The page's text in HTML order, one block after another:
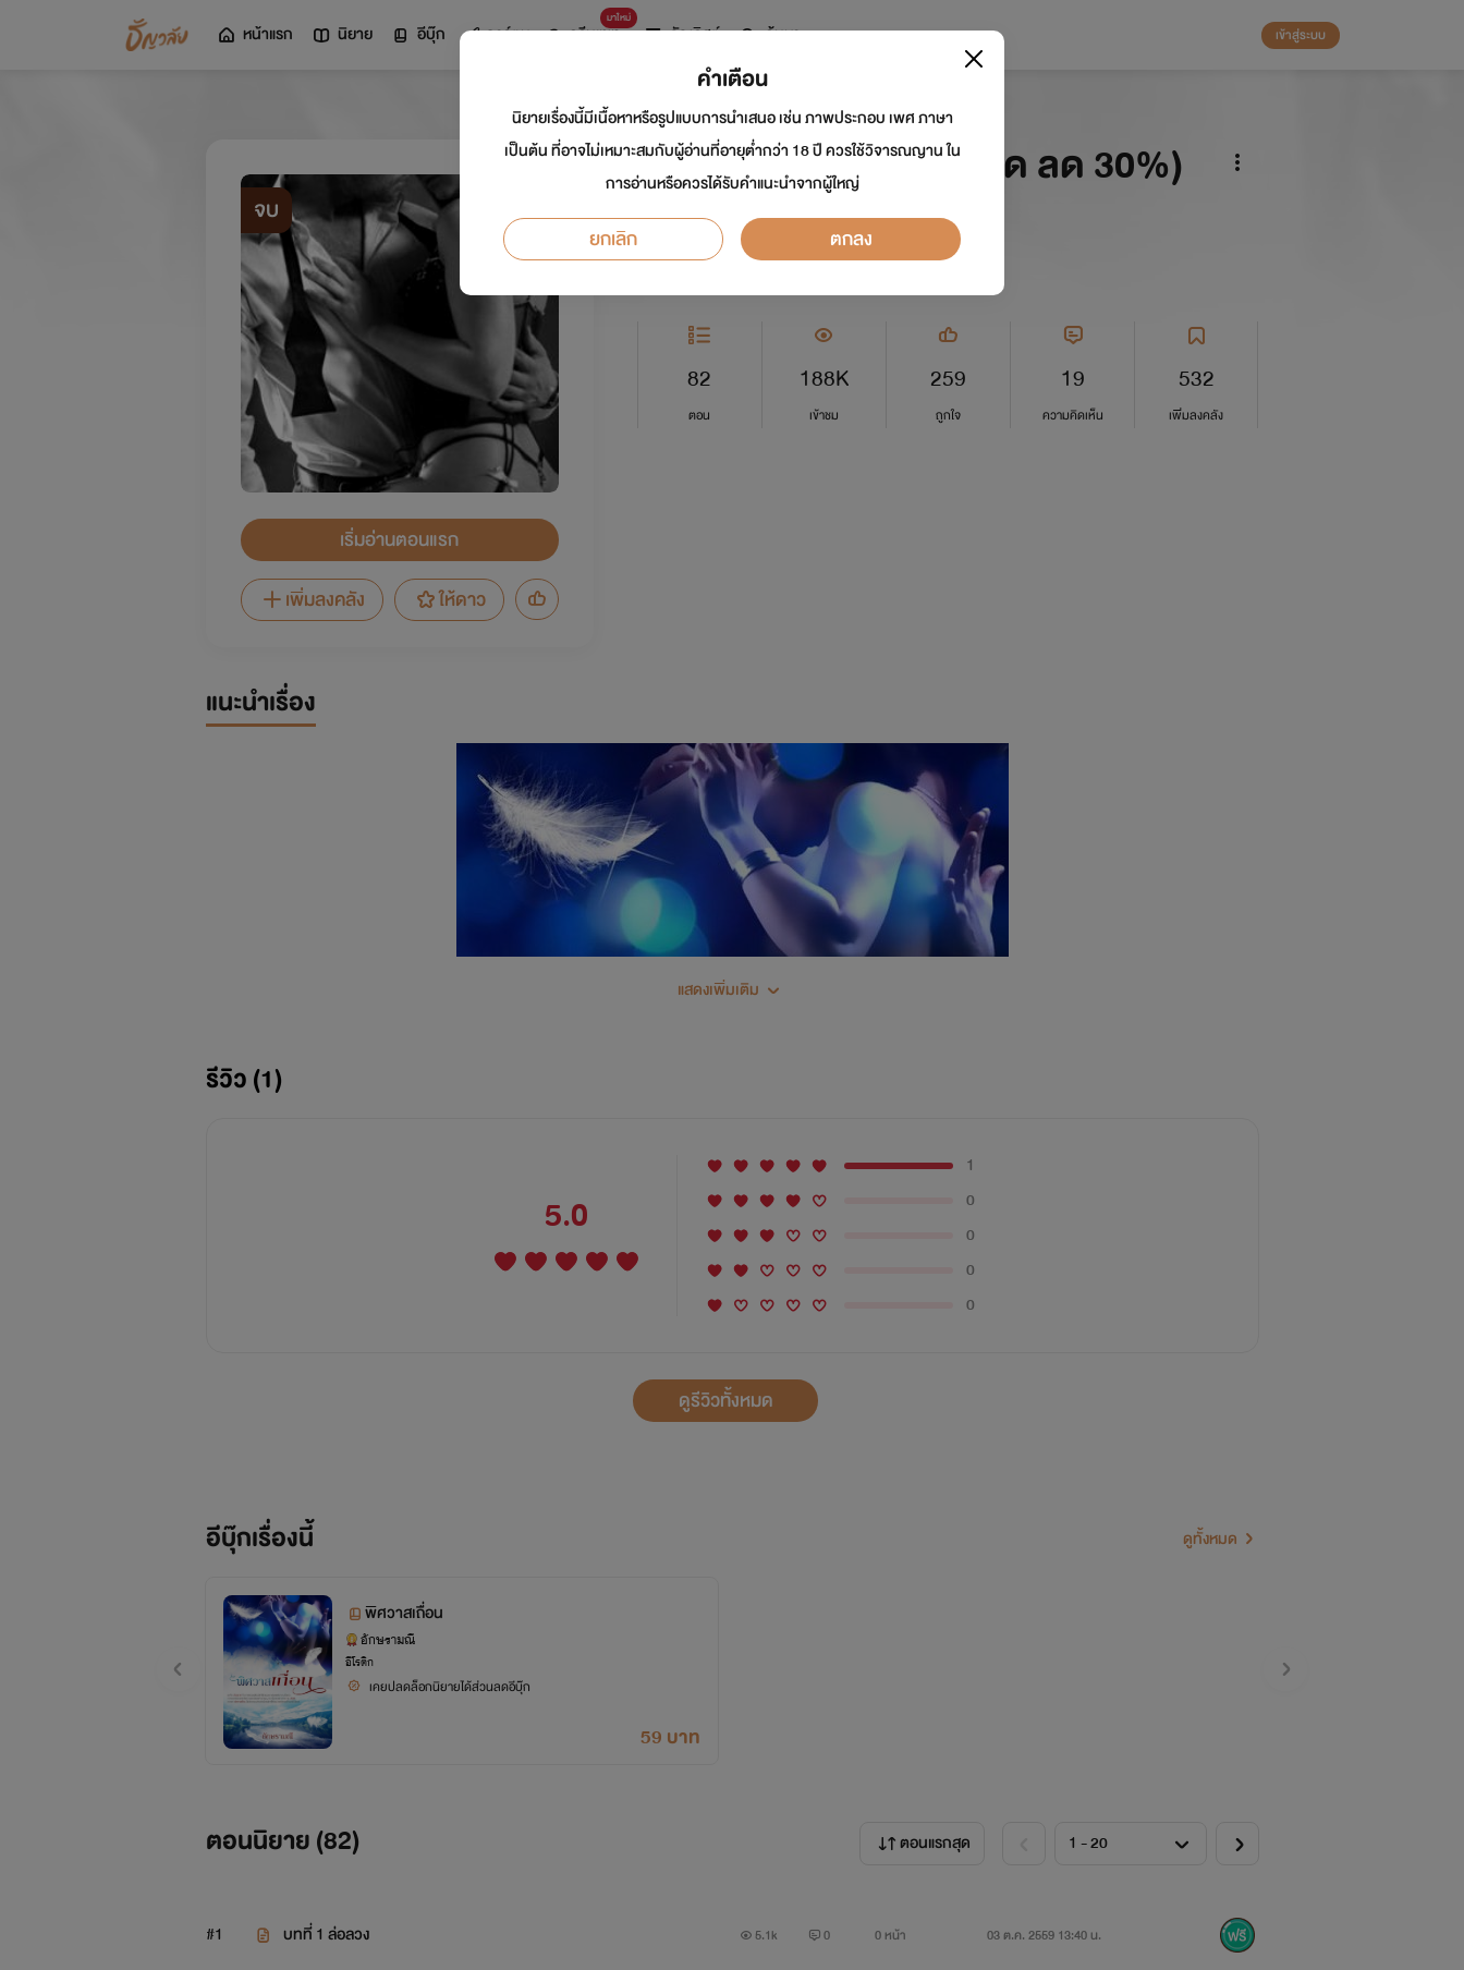
หน้าแรก นิยาย อีบุ๊ก การ์ตูน
มาใหม่
ดรีมแชท ธัญลิสต์ ค้นหา เข้าสู่ระบบ
จบ
เริ่มอ่านตอนแรก
เพิ่มลงคลัง
ให้ดาว
พิศวาสเถื่อน (ซื้อเป็นชุด ลด 30%)
นักเขียน:อักษรามณี
อีโรติก
82
ตอน
188K
เข้าชม
259
ถูกใจ
19
ความคิดเห็น
532
เพิ่มลงคลัง
แนะนำเรื่อง
เบน คริสเตียนเซน จะไม่ยอมสูญเสียน้องชายฝาแฝดของเขาไปโดยไม่ได้ลากตัวคนผิดมาลงโทษ เขาล่อหลอก พลอยพิชญา มายังสกรูวา แห่งหมู่
เกาะโลโฟเตนเพื่อจองจำเธอไว้กับอเวจีชั่วนิรันดร์ในสวรรค์ของชาวไวกิ้ง เขาคือมัจจุราชที่จะลากเธอลงสู่ห้วงลึกที่สุดของมหาสมุทรแห่งความสิ้นหวัง
ทว่าเธอกลับยินดีชดใช้ความผิดแม้แลกด้วยวิญญาณที่ถูกร้อยรัดจากความชิงชัง
หากแต่พิศวาสเถื่อนนั้นคือการลงทัณฑ์หรือเสน่หาที่พันธนาการตัวเขาไว้จนดิ้นไม่หลุด
แสดงเพิ่มเติม
รีวิว (1)
5.0
1
0
0
0
0
ดูรีวิวทั้งหมด
อีบุ๊กเรื่องนี้ ดูทั้งหมด
พิศวาสเถื่อน
อักษรามณี
อีโรติก
เคยปลดล็อกนิยายได้ส่วนลดอีบุ๊ก
59 บาท
ตอนนิยาย (82) ตอนแรกสุด
#1 บทที่ 1 ล่อลวง 5.1k 0 0 หน้า 03 ต.ค. 2559 13:40 น.
คำเตือน
นิยายเรื่องนี้มีเนื้อหาหรือรูปแบบการนำเสนอ เช่น ภาพประกอบ เพศ ภาษา
เป็นต้น ที่อาจไม่เหมาะสมกับผู้อ่านที่อายุต่ำกว่า 18 ปี ควรใช้วิจารณญาน ใน
การอ่านหรือควรได้รับคำแนะนำจากผู้ใหญ่
ยกเลิก ตกลง